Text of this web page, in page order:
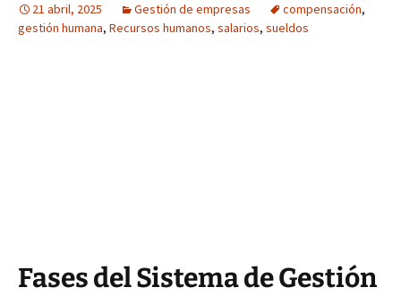
21 abril, 2025 Gestión de empresas compensación,
gestión humana, Recursos humanos, salarios, sueldos
Fases del Sistema de Gestión